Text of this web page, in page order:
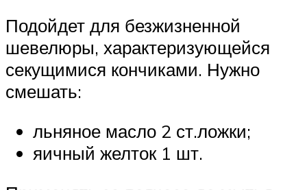
Подойдет для безжизненной
шевелюры, характеризующейся
секущимися кончиками. Нужно
смешать:
льняное масло 2 ст.ложки;
яичный желток 1 шт.